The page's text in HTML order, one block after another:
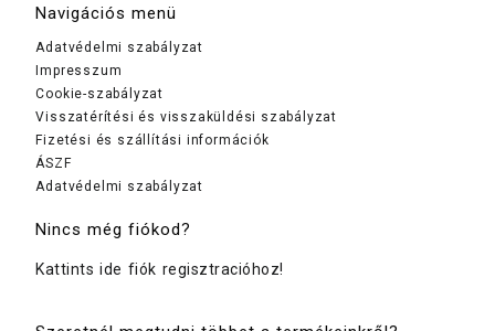
Navigációs menü
Adatvédelmi szabályzat
Impresszum
Cookie-szabályzat
Visszatérítési és visszaküldési szabályzat
Fizetési és szállítási információk
ÁSZF
Adatvédelmi szabályzat
Nincs még fiókod?
Kattints ide fiók regisztracióhoz!